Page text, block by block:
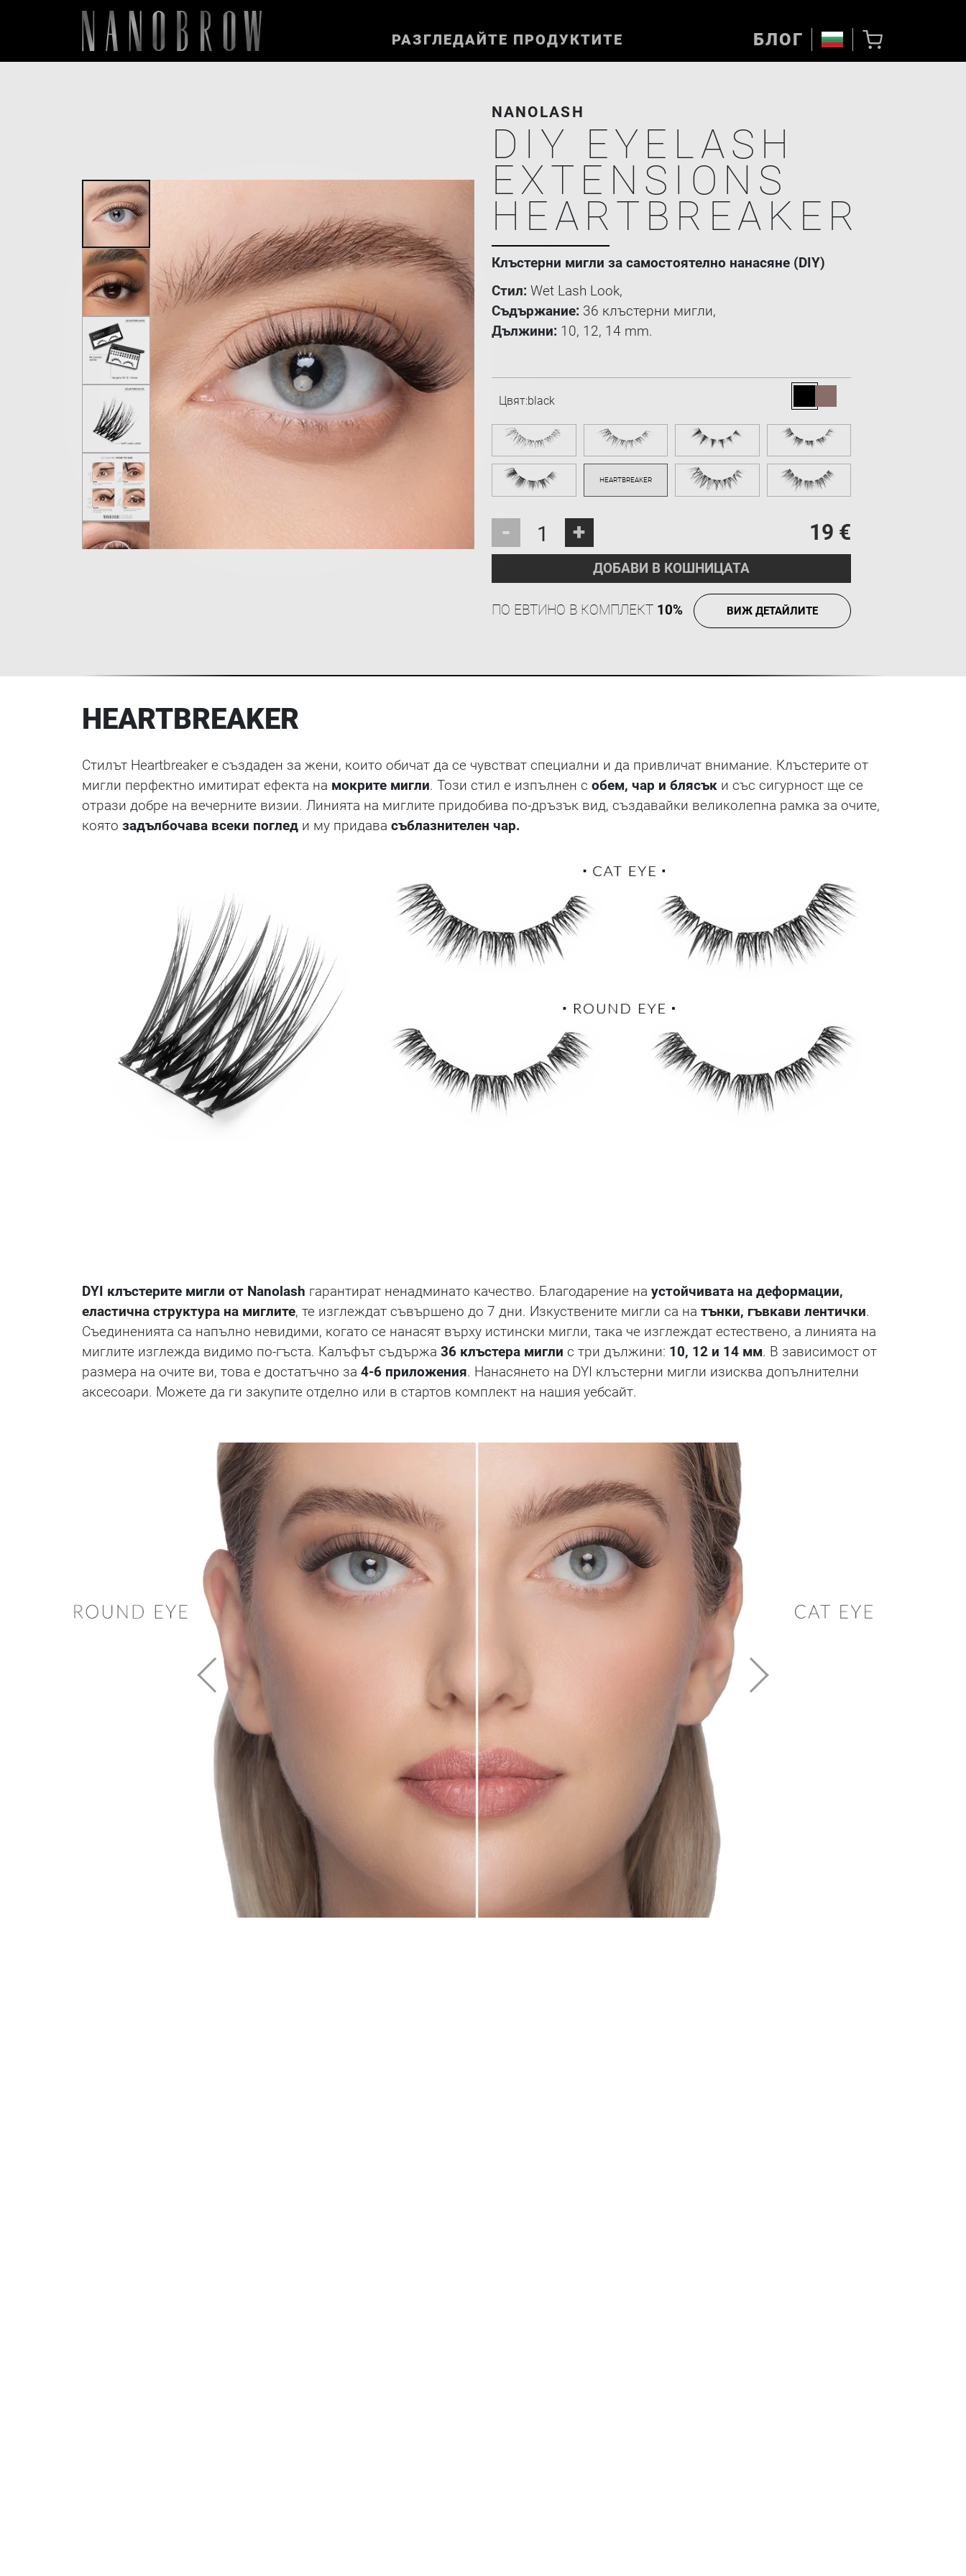
РАЗГЛЕДАЙТЕ ПРОДУКТИТЕ БЛОГ
NANOLASH
DIY EYELASH
EXTENSIONS
HEARTBREAKER
Клъстерни мигли за самостоятелно нанасяне (DIY)
Стил: Wet Lash Look,
Съдържание: 36 клъстерни мигли,
Дължини: 10, 12, 14 mm.
Цвят:black
- + 19 €
ДОБАВИ В КОШНИЦАТА
ПО ЕВТИНО В КОМПЛЕКТ 10% ВИЖ ДЕТАЙЛИТЕ
HEARTBREAKER
Стилът Heartbreaker е създаден за жени, които обичат да се чувстват специални и да привличат внимание. Клъстерите от
мигли перфектно имитират ефекта на мокрите мигли. Този стил е изпълнен с обем, чар и блясък и със сигурност ще се
отрази добре на вечерните визии. Линията на миглите придобива по-дръзък вид, създавайки великолепна рамка за очите,
която задълбочава всеки поглед и му придава съблазнителен чар.
DYI клъстерите мигли от Nanolash гарантират ненадминато качество. Благодарение на устойчивата на деформации,
еластична структура на миглите, те изглеждат съвършено до 7 дни. Изкуствените мигли са на тънки, гъвкави лентички.
Съединенията са напълно невидими, когато се нанасят върху истински мигли, така че изглеждат естествено, а линията на
миглите изглежда видимо по-гъста. Калъфът съдържа 36 клъстера мигли с три дължини: 10, 12 и 14 мм. В зависимост от
размера на очите ви, това е достатъчно за 4-6 приложения. Нанасянето на DYI клъстерни мигли изисква допълнителни
аксесоари. Можете да ги закупите отделно или в стартов комплект на нашия уебсайт.